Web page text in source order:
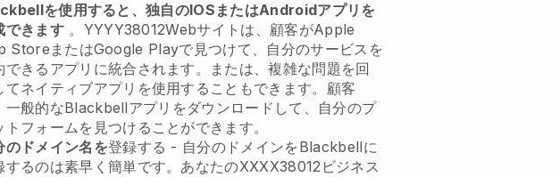
を使用すると、独自のIOSまたはAndroidアプリを
できます。YYYY38012Webサイトは、顧客がApple
StoreまたはGoogle Playで見つけて、自分のサービスを
できるアプリに統合されます。または、複雑な問題を回
てネイティブアプリを使用することもできます。顧客
一般的なBlackbellアプリをダウンロードして、自分のプ
トフォームを見つけることができます。
のドメイン名を登録する - 自分のドメインをBlackbellに
するのは素早く簡単です。あなたのXXXX38012ビジネス